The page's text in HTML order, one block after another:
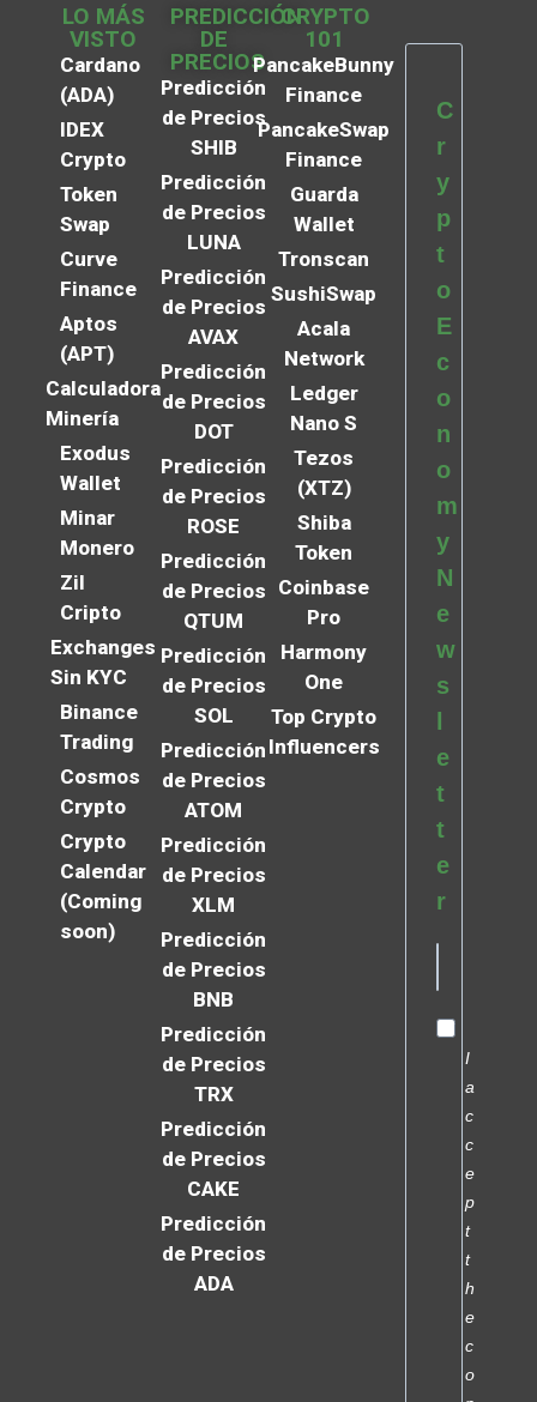
LO MÁS
VISTO
Cardano
(ADA)
IDEX
Crypto
Token
Swap
Curve
Finance
Aptos
(APT)
Calculadora
Minería
Exodus
Wallet
Minar
Monero
Zil
Cripto
Exchanges
Sin KYC
Binance
Trading
Cosmos
Crypto
Crypto
Calendar
(Coming
soon)
PREDICCIÓN
DE
PRECIOS
Predicción
de Precios
SHIB
Predicción
de Precios
LUNA
Predicción
de Precios
AVAX
Predicción
de Precios
DOT
Predicción
de Precios
ROSE
Predicción
de Precios
QTUM
Predicción
de Precios
SOL
Predicción
de Precios
ATOM
Predicción
de Precios
XLM
Predicción
de Precios
BNB
Predicción
de Precios
TRX
Predicción
de Precios
CAKE
Predicción
de Precios
ADA
CRYPTO
101
PancakeBunny
Finance
PancakeSwap
Finance
Guarda
Wallet
Tronscan
SushiSwap
Acala
Network
Ledger
Nano S
Tezos
(XTZ)
Shiba
Token
Coinbase
Pro
Harmony
One
Top Crypto
Influencers
C
r
y
p
t
o
E
c
o
n
o
m
y
N
e
w
s
e
t
t
e
r
I
a
c
c
e
p
t
t
h
e
c
o